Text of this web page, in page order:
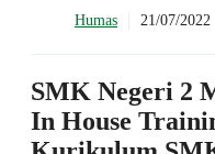
Humas 21/07/2022
SMK Negeri 2
In House